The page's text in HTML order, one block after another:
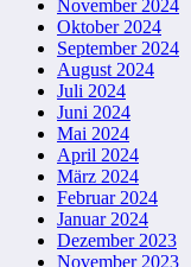
November 2024
Oktober 2024
September 2024
August 2024
Juli 2024
Juni 2024
Mai 2024
April 2024
März 2024
Februar 2024
Januar 2024
Dezember 2023
November 2023